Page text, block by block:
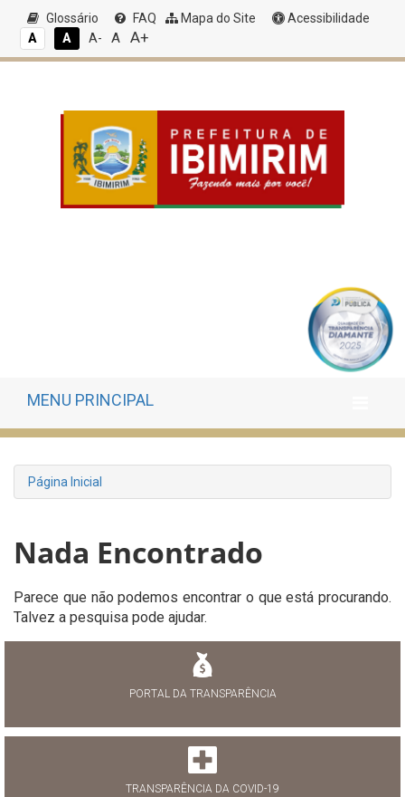
Glossário FAQ Mapa do Site
Acessibilidade
A
A A- A A+
MENU PRINCIPAL
Página Inicial
Nada Encontrado
Parece que não podemos encontrar o que está procurando.
Talvez a pesquisa pode ajudar.
PORTAL DA TRANSPARÊNCIA
TRANSPARÊNCIA DA COVID-19